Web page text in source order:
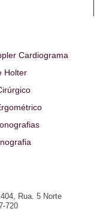
Cardiograma
Holter
Rua. 5 Norte
720